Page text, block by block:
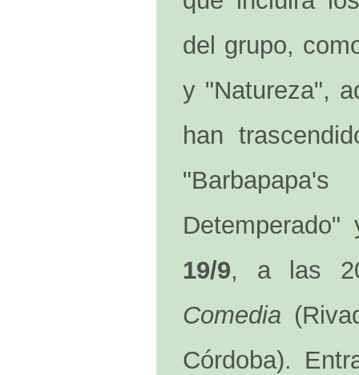
del grupo,
y "Natureza",
han
19/9, a las
Comedia
Córdoba).